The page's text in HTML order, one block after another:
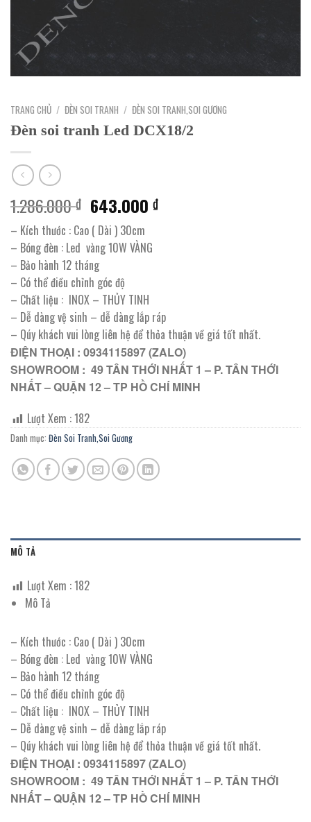
TRANG CHỦ / ĐÈN SOI TRANH / ĐÈN SOI TRANH,SOI GƯƠNG
Đèn soi tranh Led DCX18/2
1.286.000₫ Giá
gốc
là:
1.286.000 ₫.
643.000₫Giá
– Kích thước : Cao ( Dài ) 30cm
– Bóng đèn : Led vàng 10W VÀNG
– Bảo hành 12 tháng
– Có thể điều chỉnh góc độ
– Chất liệu : INOX – THỦY TINH
– Dễ dàng vệ sinh – dễ dàng lắp ráp
– Qúy khách vui lòng liên hệ để thỏa thuận về giá tốt nhất.
ĐIỆN THOẠI : 0934115897 (ZALO)
SHOWROOM : 49 TÂN THỚI NHẤT 1 – P. TÂN THỚI
NHẤT – QUẬN 12 – TP HỒ CHÍ MINH
Lượt Xem :182
Danh mục: Đèn Soi Tranh,Soi Gương
MÔ TẢ
Lượt Xem :182
Mô Tả
– Kích thước : Cao ( Dài ) 30cm
– Bóng đèn : Led vàng 10W VÀNG
– Bảo hành 12 tháng
– Có thể điều chỉnh góc độ
– Chất liệu : INOX – THỦY TINH
– Dễ dàng vệ sinh – dễ dàng lắp ráp
– Qúy khách vui lòng liên hệ để thỏa thuận về giá tốt nhất.
ĐIỆN THOẠI : 0934115897 (ZALO)
SHOWROOM : 49 TÂN THỚI NHẤT 1 – P. TÂN THỚI
NHẤT – QUẬN 12 – TP HỒ CHÍ MINH